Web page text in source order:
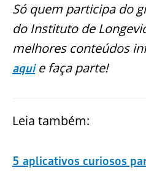
Só quem participa do
do Instituto de
melhores conteúdos
aquie faça parte!
Leia também:
5 aplicativos curiosos